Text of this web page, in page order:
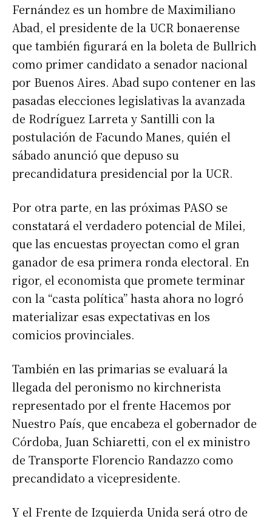
Fernández es un hombre de Maximiliano
Abad, el presidente de la UCR bonaerense
que también figurará en la boleta de Bullrich
como primer candidato a senador nacional
por Buenos Aires. Abad supo contener en las
pasadas elecciones legislativas la avanzada
de Rodríguez Larreta y Santilli con la
postulación de Facundo Manes, quién el
sábado anunció que depuso su
precandidatura presidencial por la UCR.
Por otra parte, en las próximas PASO se
constatará el verdadero potencial de Milei,
que las encuestas proyectan como el gran
ganador de esa primera ronda electoral. En
rigor, el economista que promete terminar
con la “casta política” hasta ahora no logró
materializar esas expectativas en los
comicios provinciales.
También en las primarias se evaluará la
llegada del peronismo no kirchnerista
representado por el frente Hacemos por
Nuestro País, que encabeza el gobernador de
Córdoba, Juan Schiaretti, con el ex ministro
de Transporte Florencio Randazzo como
precandidato a vicepresidente.
Y el Frente de Izquierda Unida será otro de